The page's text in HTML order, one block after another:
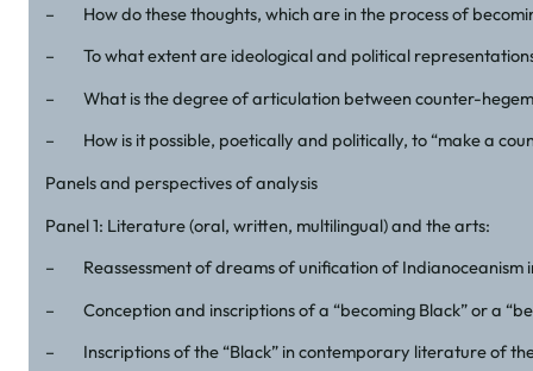
– How do these thoughts, which are in the process of
– To what extent are ideological and political representations
– What is the degree of articulation between counter-
– How is it possible, poetically and politically, to “make a
Panels and perspectives of analysis
Panel 1: Literature (oral, written, multilingual) and the arts:
– Reassessment of dreams of unification of Indianoceanism
– Conception and inscriptions of a “becoming Black” or a
– Inscriptions of the “Black” in contemporary literature of